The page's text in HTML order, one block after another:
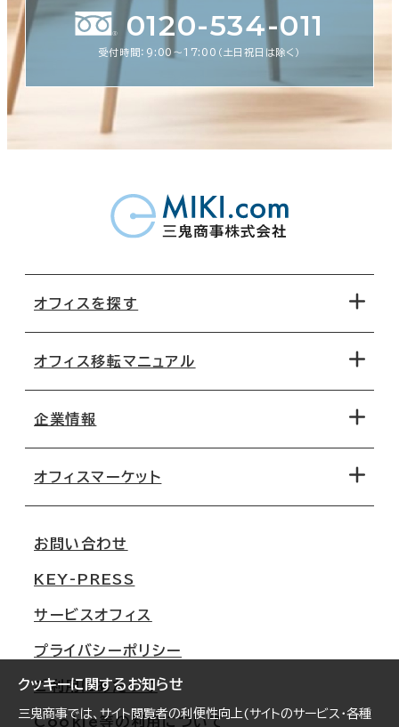
クッキーに関するお知らせ
三鬼商事では、サイト閲覧者の利便性向上(サイトのサービス・各種
0120-534-011
受付時間：9:00〜17:00（土日祝日は除く）
オフィスを探す
地図から探す
路線・駅から探す
オフィス移転マニュアル
移転コストシミュレーション
移転スケジュール
オフィス移転Q&A
企業情報
オフィスマーケット
大阪
名古屋
札幌
仙台
横浜
お問い合わせ
KEY-PRESS
サービスオフィス
プライバシーポリシー
ご利用にあたって
Cookie等の利用について